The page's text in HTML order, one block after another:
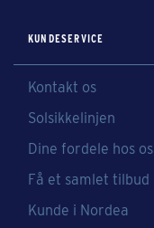
KUNDESERVICE
Kontakt os
Solsikkelinjen
Dine fordele hos os
Få et samlet tilbud
Kunde i Nordea